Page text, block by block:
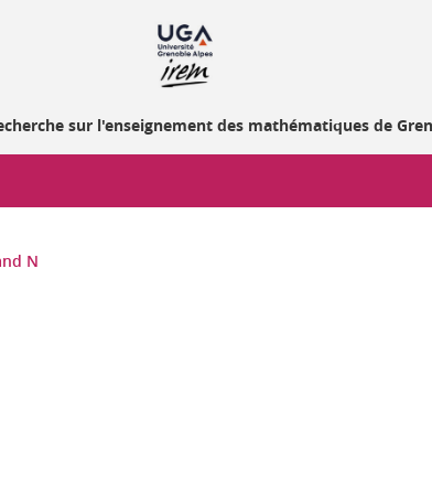
sur l'enseignement des mathématiques de
N